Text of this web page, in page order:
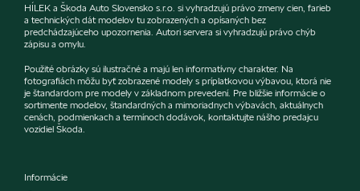
HÍLEK a Škoda Auto Slovensko s.r.o. si vyhradzujú právo zmeny cien, farieb
a technických dát modelov tu zobrazených a opísaných bez
predchádzajúceho upozornenia. Autori servera si vyhradzujú právo chýb
zápisu a omylu.
Použité obrázky sú ilustračné a majú len informatívny charakter. Na
fotografiách môžu byť zobrazené modely s príplatkovou výbavou, ktorá nie
je štandardom pre modely v základnom prevedení. Pre bližšie informácie o
sortimente modelov, štandardných a mimoriadnych výbavách, aktuálnych
cenách, podmienkach a termínoch dodávok, kontaktujte nášho predajcu
vozidiel Škoda.
Informácie